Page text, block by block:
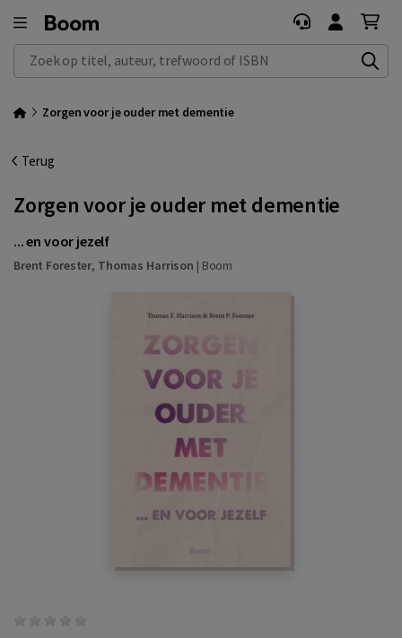
Zoek op titel, auteur, trefwoord of ISBN
Zorgen voor je ouder met dementie
Terug
Zorgen voor je ouder met dementie
... en voor jezelf
Brent Forester, Thomas Harrison | Boom